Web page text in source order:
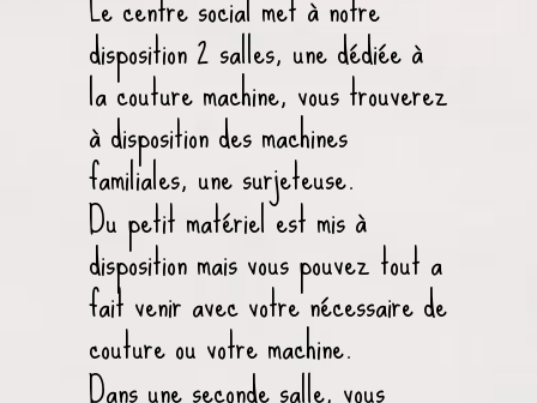
disposition 2 salles, une dédiée à
la couture machine, vous trouverez
à disposition des machines
familiales, une surjeteuse.
Du petit matériel est mis à
disposition mais vous pouvez tout a
fait venir avec votre nécessaire de
couture ou votre machine.